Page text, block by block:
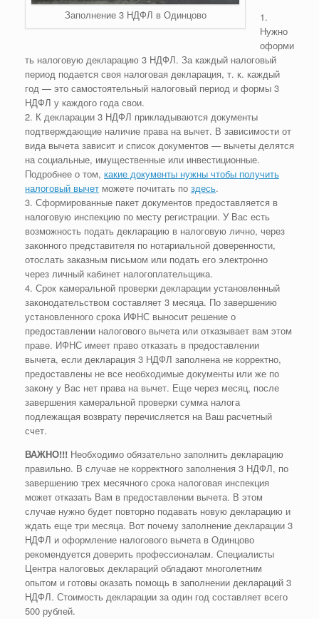
Заполнение 3 НДФЛ в Одинцово
1.
Нужно
оформи
ть налоговую декларацию 3 НДФЛ. За каждый налоговый
период подается своя налоговая декларация, т. к. каждый
год — это самостоятельный налоговый период и формы 3
НДФЛ у каждого года свои.
2. К декларации 3 НДФЛ прикладываются документы
подтверждающие наличие права на вычет. В зависимости от
вида вычета зависит и список документов — вычеты делятся
на социальные, имущественные или инвестиционные.
Подробнее о том, какие документы нужны чтобы получить
налоговый вычет можете почитать по здесь.
3. Сформированные пакет документов предоставляется в
налоговую инспекцию по месту регистрации. У Вас есть
возможность подать декларацию в налоговую лично, через
законного представителя по нотариальной доверенности,
отослать заказным письмом или подать его электронно
через личный кабинет налогоплательщика.
4. Срок камеральной проверки декларации установленный
законодательством составляет 3 месяца. По завершению
установленного срока ИФНС выносит решение о
предоставлении налогового вычета или отказывает вам этом
праве. ИФНС имеет право отказать в предоставлении
вычета, если декларация 3 НДФЛ заполнена не корректно,
предоставлены не все необходимые документы или же по
закону у Вас нет права на вычет. Еще через месяц, после
завершения камеральной проверки сумма налога
подлежащая возврату перечисляется на Ваш расчетный
счет.
ВАЖНО!!! Необходимо обязательно заполнить декларацию
правильно. В случае не корректного заполнения 3 НДФЛ, по
завершению трех месячного срока налоговая инспекция
может отказать Вам в предоставлении вычета. В этом
случае нужно будет повторно подавать новую декларацию и
ждать еще три месяца. Вот почему заполнение декларации 3
НДФЛ и оформление налогового вычета в Одинцово
рекомендуется доверить профессионалам. Специалисты
Центра налоговых деклараций обладают многолетним
опытом и готовы оказать помощь в заполнении деклараций 3
НДФЛ. Стоимость декларации за один год составляет всего
500 рублей.